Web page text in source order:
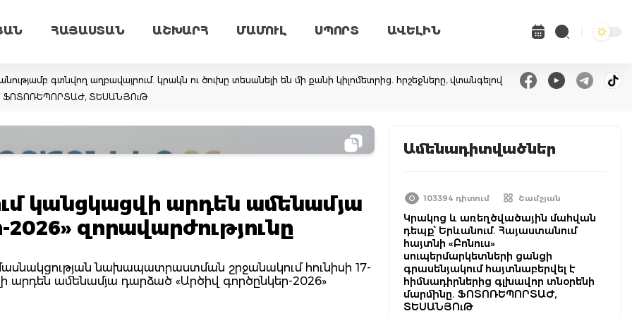
ՀԱՅԱՍՏԱՆ ԱՇԽԱՐՀ ՄԱՄՈՒԼ ՍՊՈՐՏ ԱՎԵԼԻՆ
գտնվող աղբավայրում. կրակն ու ծուխը տեսանելի են մի քանի կիլոմետրից. հրշեջները, վտանգելով
ՖՈՏՈՌԵՊՈՐՏԱԺ, ՏԵՍԱՆՅՈւԹ
կանցկացվի արդեն ամենամյա
զորավարժությունը
նախապատրաստման շրջանակում հունիսի 17-
արդեն ամենամյա դարձած «Արծիվ գործընկեր-2026»
Ամենադիտվածներ
103394 դիտում Շամշյան
Կրակոց և առեղծվածային մահվան
դեպք՝ Երևանում. Հայաստանում
հայտնի «Բոնուս»
սուպերմարկետների ցանցի
գրասենյակում հայտնաբերվել է
հիմնադիրներից գլխավոր տնօրենի
մարմինը. ՖՈՏՈՌԵՊՈՐՏԱԺ,
ՏԵՍԱՆՅՈւԹ